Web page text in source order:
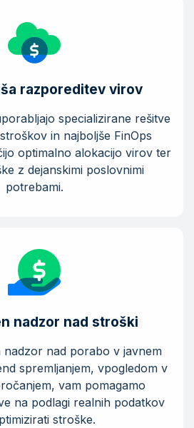
razporeditev virov
specializirane rešitve
in najboljše FinOps
optimalno alokacijo virov ter
z dejanskimi poslovnimi
potrebami.
nadzor nad stroški
nad porabo v javnem
spremljanjem, vpogledom v
vam pomagamo
na podlagi realnih podatkov
stroške.